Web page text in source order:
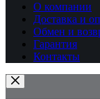
О компании
Доставка и
Обмен и
Гарантия
Контакты